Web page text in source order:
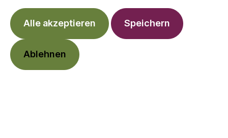
Alle akzeptieren Speichern
Ablehnen